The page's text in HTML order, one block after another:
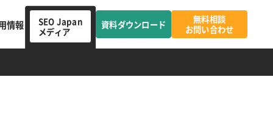
情報
SEO Japan
メディア
資料ダウンロード
無料相談
お問い合わせ